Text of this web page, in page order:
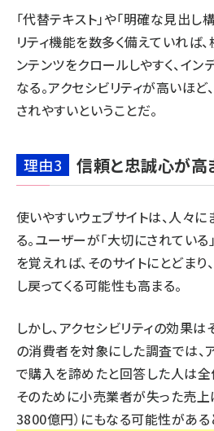
「代替テキスト」や「明確な見出し
リティ機能を数多く備えていれば
ンテンツをクロールしやすく、イン
なる。アクセシビリティが高いほ
されやすいということだ。
理由3 信頼と忠誠心が高
使いやすいウェブサイトは、人々
る。ユーザーが「大切にされている
を覚えれば、そのサイトにとどまり
し戻ってくる可能性も高まる。
しかし、アクセシビリティの効果
の消費者を対象にした調査では、
で購入を諦めたと回答した人は
そのために小売業者が失った売上
3800億円）にもなる可能性がある